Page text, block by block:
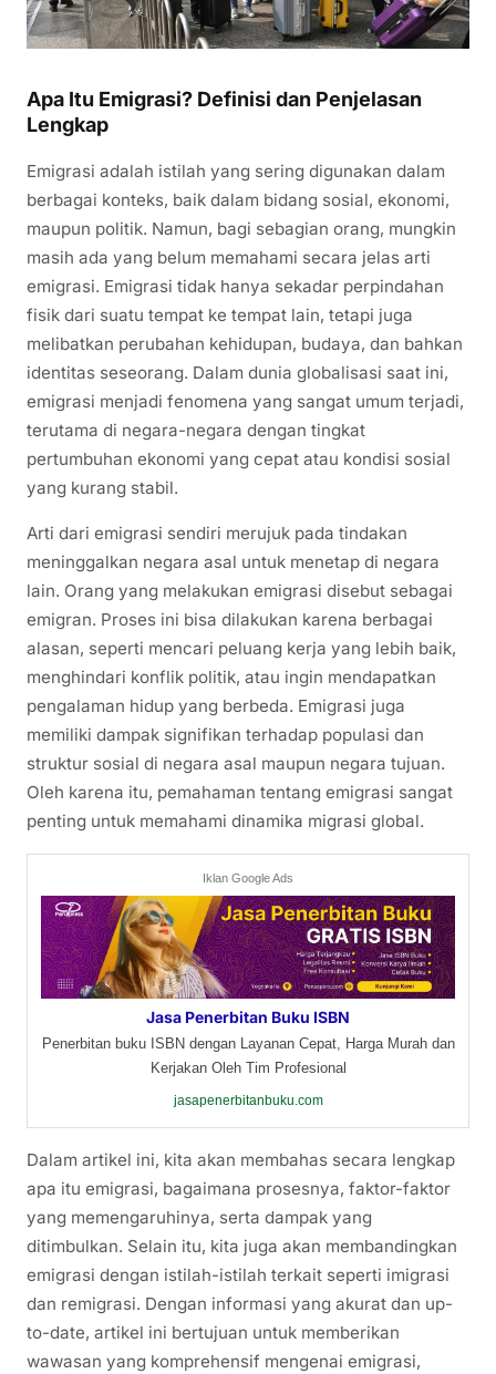
Apa Itu Emigrasi? Definisi dan Penjelasan
Lengkap
Emigrasi adalah istilah yang sering digunakan dalam
berbagai konteks, baik dalam bidang sosial, ekonomi,
maupun politik. Namun, bagi sebagian orang, mungkin
masih ada yang belum memahami secara jelas arti
emigrasi. Emigrasi tidak hanya sekadar perpindahan
fisik dari suatu tempat ke tempat lain, tetapi juga
melibatkan perubahan kehidupan, budaya, dan bahkan
identitas seseorang. Dalam dunia globalisasi saat ini,
emigrasi menjadi fenomena yang sangat umum terjadi,
terutama di negara-negara dengan tingkat
pertumbuhan ekonomi yang cepat atau kondisi sosial
yang kurang stabil.
Arti dari emigrasi sendiri merujuk pada tindakan
meninggalkan negara asal untuk menetap di negara
lain. Orang yang melakukan emigrasi disebut sebagai
emigran. Proses ini bisa dilakukan karena berbagai
alasan, seperti mencari peluang kerja yang lebih baik,
menghindari konflik politik, atau ingin mendapatkan
pengalaman hidup yang berbeda. Emigrasi juga
memiliki dampak signifikan terhadap populasi dan
struktur sosial di negara asal maupun negara tujuan.
Oleh karena itu, pemahaman tentang emigrasi sangat
penting untuk memahami dinamika migrasi global.
Iklan Google Ads
Jasa Penerbitan Buku ISBN
Penerbitan buku ISBN dengan Layanan Cepat, Harga Murah dan
Kerjakan Oleh Tim Profesional
jasapenerbitanbuku.com
Dalam artikel ini, kita akan membahas secara lengkap
apa itu emigrasi, bagaimana prosesnya, faktor-faktor
yang memengaruhinya, serta dampak yang
ditimbulkan. Selain itu, kita juga akan membandingkan
emigrasi dengan istilah-istilah terkait seperti imigrasi
dan remigrasi. Dengan informasi yang akurat dan up-
to-date, artikel ini bertujuan untuk memberikan
wawasan yang komprehensif mengenai emigrasi,